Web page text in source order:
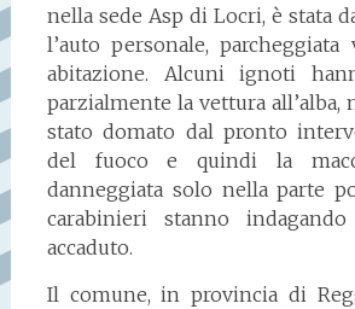
nella sede Asp di Locri, è stata
l’auto personale,
abitazione. Alcuni ignoti
parzialmente la vettura all’alba,
stato domato dal pronto
del fuoco e quindi la
danneggiata solo nella parte
carabinieri stanno
accaduto.
Il comune, in provincia di